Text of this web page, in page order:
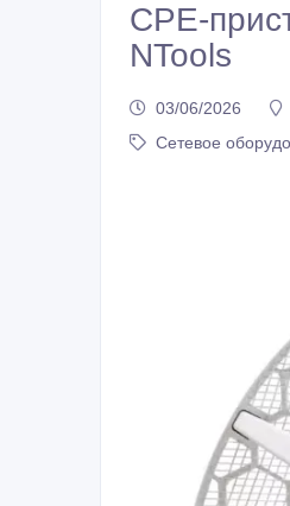
CPE-
NTools
03/06/2026
Сетевое